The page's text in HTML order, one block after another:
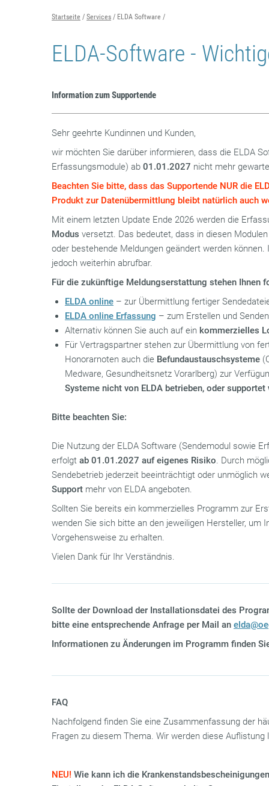
Startseite Services ELDA Software
ELDA-Software -
Information zum Supportende
Sehr geehrte Kundinnen und Kunden,
wir möchten Sie darüber informieren, dass die ELDA
Erfassungsmodule) ab01.01.2027 nicht mehr
Beachten Sie bitte, dass das Supportende NUR die
Produkt zur Datenübermittlung bleibt natürlich auch
Mit einem letzten Update Ende 2026 werden die
Modus versetzt. Das bedeutet, dass in diesen
oder bestehende Meldungen geändert werden
jedoch weiterhin abrufbar.
Für die zukünftige Meldungserstattung stehen Ihnen
ELDA online – zur Übermittlung fertiger
ELDA online Erfassung – zum Erstellen und
Alternativ können Sie auch auf ein kommerzielles
Für Vertragspartner stehen zur Übermittlung von
Honorarnoten auch die Befundaustauschsysteme
Medware, Gesundheitsnetz Vorarlberg) zur
Systeme nicht von ELDA betrieben, oder supportet
Bitte beachten Sie:
Die Nutzung der ELDA Software (Sendemodul sowie
erfolgtab 01.01.2027 auf eigenes Risiko. Durch
Sendebetrieb jederzeit beeinträchtigt oder unmöglich
Support mehr von ELDA angeboten.
Sollten Sie bereits ein kommerzielles Programm zur
wenden Sie sich bitte an den jeweiligen Hersteller, um
Vorgehensweise zu erhalten.
Vielen Dank für Ihr Verständnis.
Sollte der Download der Installationsdatei des
bitte eine entsprechende Anfrage per Mail an
Informationen zu Änderungen im Programm finden
FAQ
Nachfolgend finden Sie eine Zusammenfassung der
Fragen zu diesem Thema. Wir werden diese Auflistung
NEU! Wie kann ich die